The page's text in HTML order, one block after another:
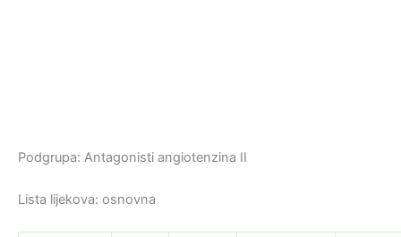
Podgrupa: Antagonisti angiotenzina II
Lista lijekova: osnovna